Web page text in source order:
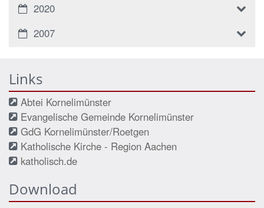
2020
2007
Links
Abtei Kornelimünster
Evangelische Gemeinde Kornelimünster
GdG Kornelimünster/Roetgen
Katholische Kirche - Region Aachen
katholisch.de
Download